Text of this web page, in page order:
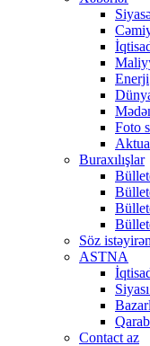
Enerji
Foto
Buraxılışlar
Söz
ASTNA
Contact az